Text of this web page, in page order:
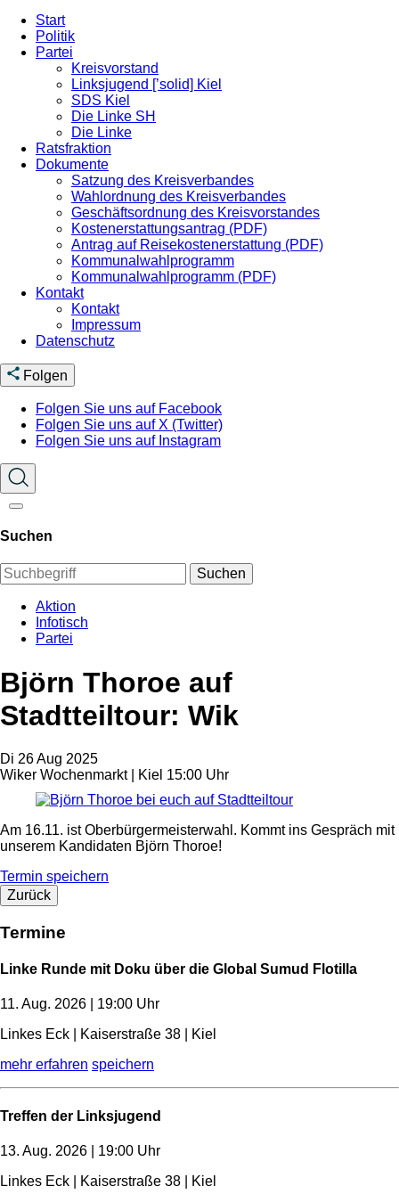
Start
Politik
Partei
Kreisvorstand
Linksjugend [’solid] Kiel
SDS Kiel
Die Linke SH
Die Linke
Ratsfraktion
Dokumente
Satzung des Kreisverbandes
Wahlordnung des Kreisverbandes
Geschäftsordnung des Kreisvorstandes
Kostenerstattungsantrag (PDF)
Antrag auf Reisekostenerstattung (PDF)
Kommunalwahlprogramm
Kommunalwahlprogramm (PDF)
Kontakt
Kontakt
Impressum
Datenschutz
Folgen
Folgen Sie uns auf Facebook
Folgen Sie uns auf X (Twitter)
Folgen Sie uns auf Instagram
Suchen
Suchen
Aktion
Infotisch
Partei
Björn Thoroe auf
Stadtteiltour: Wik
Di 26Aug 2025
Wiker Wochenmarkt | Kiel 15:00 Uhr
Am 16.11. ist Oberbürgermeisterwahl. Kommt ins Gespräch mit
unserem Kandidaten Björn Thoroe!
Termin speichern
Zurück
Termine
Linke Runde mit Doku über die Global Sumud Flotilla
11. Aug. 2026 | 19:00 Uhr
Linkes Eck | Kaiserstraße 38 | Kiel
mehr erfahren speichern
Treffen der Linksjugend
13. Aug. 2026 | 19:00 Uhr
Linkes Eck | Kaiserstraße 38 | Kiel